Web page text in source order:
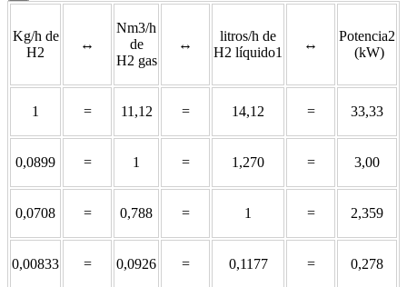
Kg/h de
H2
↔
Nm3/h
de
H2 gas
↔
litros/h de
H2 líquido1
↔
Potencia2
(kW)
1 = 11,12 = 14,12 = 33,33
0,0899 = 1 = 1,270 = 3,00
0,0708 = 0,788 = 1 = 2,359
0,00833 = 0,0926 = 0,1177 = 0,278